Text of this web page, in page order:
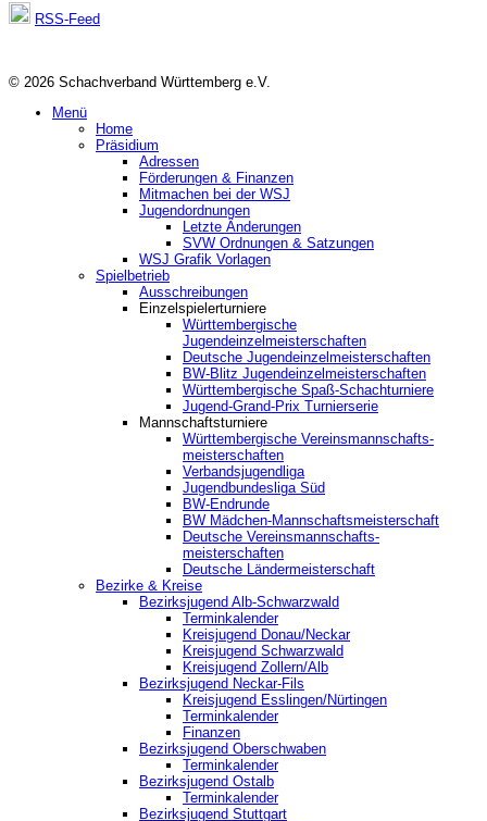
RSS-Feed
© 2026 Schachverband Württemberg e.V.
Menü
Home
Präsidium
Adressen
Förderungen & Finanzen
Mitmachen bei der WSJ
Jugendordnungen
Letzte Änderungen
SVW Ordnungen & Satzungen
WSJ Grafik Vorlagen
Spielbetrieb
Ausschreibungen
Einzelspielerturniere
Württembergische
Jugendeinzelmeisterschaften
Deutsche Jugendeinzelmeisterschaften
BW-Blitz Jugendeinzelmeisterschaften
Württembergische Spaß-Schachturniere
Jugend-Grand-Prix Turnierserie
Mannschaftsturniere
Württembergische Vereinsmannschafts-
meisterschaften
Verbandsjugendliga
Jugendbundesliga Süd
BW-Endrunde
BW Mädchen-Mannschaftsmeisterschaft
Deutsche Vereinsmannschafts-
meisterschaften
Deutsche Ländermeisterschaft
Bezirke & Kreise
Bezirksjugend Alb-Schwarzwald
Terminkalender
Kreisjugend Donau/Neckar
Kreisjugend Schwarzwald
Kreisjugend Zollern/Alb
Bezirksjugend Neckar-Fils
Kreisjugend ‎Esslingen/Nürtingen
Terminkalender
Finanzen
Bezirksjugend Oberschwaben
Terminkalender
Bezirksjugend Ostalb
Terminkalender
Bezirksjugend Stuttgart